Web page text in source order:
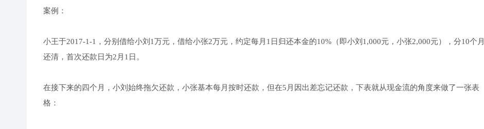
案例：
小王于2017-1-1，分别借给小刘1万元，借给小张2万元，约定每月1日归还本金的10%（即小刘1,000元，小张2,000元），分10个月
还清，首次还款日为2月1日。
在接下来的四个月，小刘始终拖欠还款，小张基本每月按时还款，但在5月因出差忘记还款，下表就从现金流的角度来做了一张表
格：